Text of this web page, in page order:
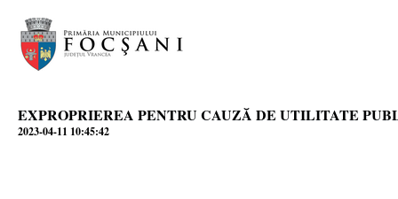
EXPROPRIEREA PENTRU CAUZĂ DE UTILITATE
2023-04-11 10:45:42